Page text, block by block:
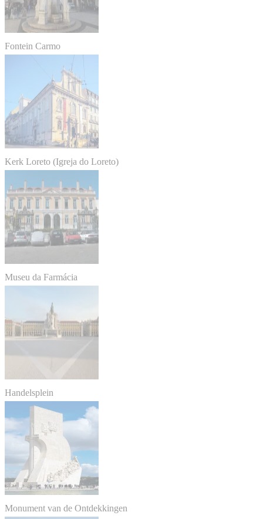
Fontein Carmo
Kerk Loreto (Igreja do Loreto)
Museu da Farmácia
Handelsplein
Monument van de Ontdekkingen